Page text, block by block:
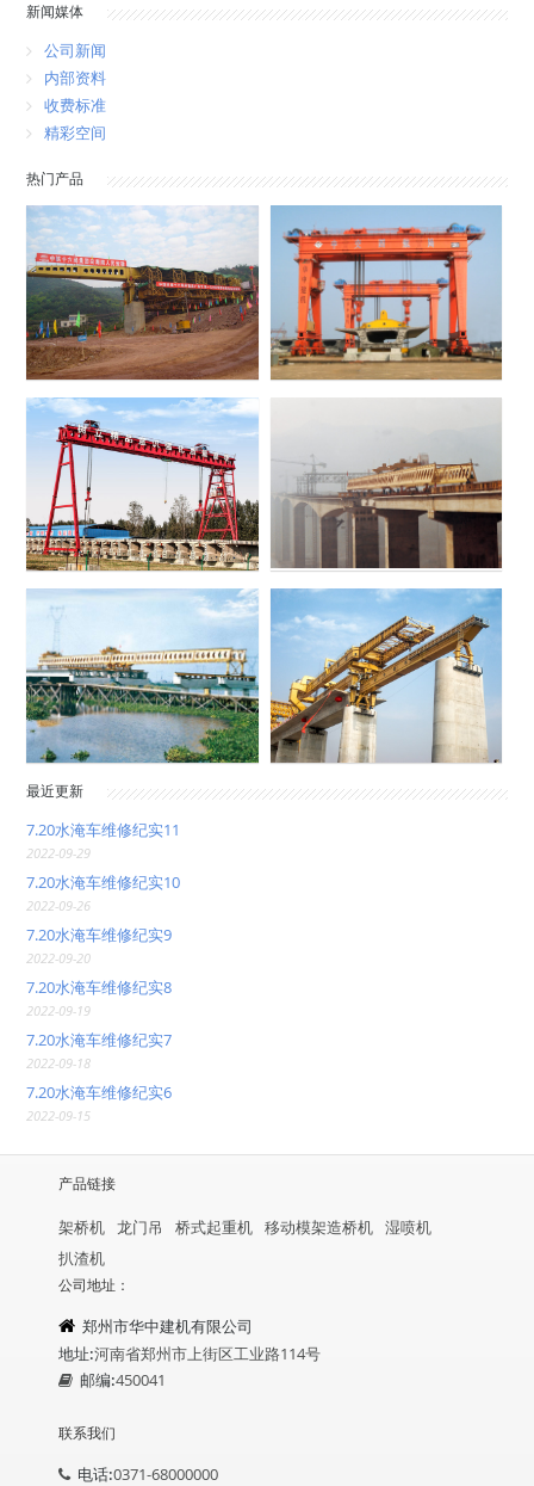
新闻媒体
公司新闻
内部资料
收费标准
精彩空间
热门产品
最近更新
7.20水淹车维修纪实11
2022-09-29
7.20水淹车维修纪实10
2022-09-26
7.20水淹车维修纪实9
2022-09-20
7.20水淹车维修纪实8
2022-09-19
7.20水淹车维修纪实7
2022-09-18
7.20水淹车维修纪实6
2022-09-15
产品链接
架桥机 龙门吊 桥式起重机 移动模架造桥机 湿喷机
扒渣机
公司地址：
郑州市华中建机有限公司
地址:河南省郑州市上街区工业路114号
邮编:450041
联系我们
电话:0371-68000000